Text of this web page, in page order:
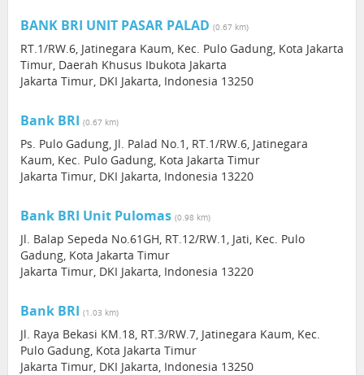
BANK BRI UNIT PASAR PALAD (0.67 km)
RT.1/RW.6, Jatinegara Kaum, Kec. Pulo Gadung, Kota Jakarta
Timur, Daerah Khusus Ibukota Jakarta
Jakarta Timur, DKI Jakarta, Indonesia 13250
Bank BRI (0.67 km)
Ps. Pulo Gadung, Jl. Palad No.1, RT.1/RW.6, Jatinegara
Kaum, Kec. Pulo Gadung, Kota Jakarta Timur
Jakarta Timur, DKI Jakarta, Indonesia 13220
Bank BRI Unit Pulomas (0.98 km)
Jl. Balap Sepeda No.61GH, RT.12/RW.1, Jati, Kec. Pulo
Gadung, Kota Jakarta Timur
Jakarta Timur, DKI Jakarta, Indonesia 13220
Bank BRI (1.03 km)
Jl. Raya Bekasi KM.18, RT.3/RW.7, Jatinegara Kaum, Kec.
Pulo Gadung, Kota Jakarta Timur
Jakarta Timur, DKI Jakarta, Indonesia 13250